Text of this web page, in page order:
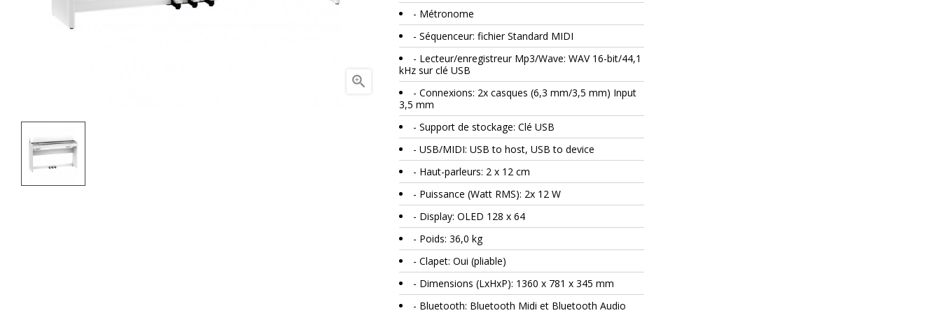

- Métronome
- Séquenceur: fichier Standard MIDI
- Lecteur/enregistreur Mp3/Wave: WAV 16-bit/44,1
kHz sur clé USB
- Connexions: 2x casques (6,3 mm/3,5 mm) Input
3,5 mm
- Support de stockage: Clé USB
- USB/MIDI: USB to host, USB to device
- Haut-parleurs: 2 x 12 cm
- Puissance (Watt RMS): 2x 12 W
- Display: OLED 128 x 64
- Poids: 36,0 kg
- Clapet: Oui (pliable)
- Dimensions (LxHxP): 1360 x 781 x 345 mm
- Bluetooth: Bluetooth Midi et Bluetooth Audio